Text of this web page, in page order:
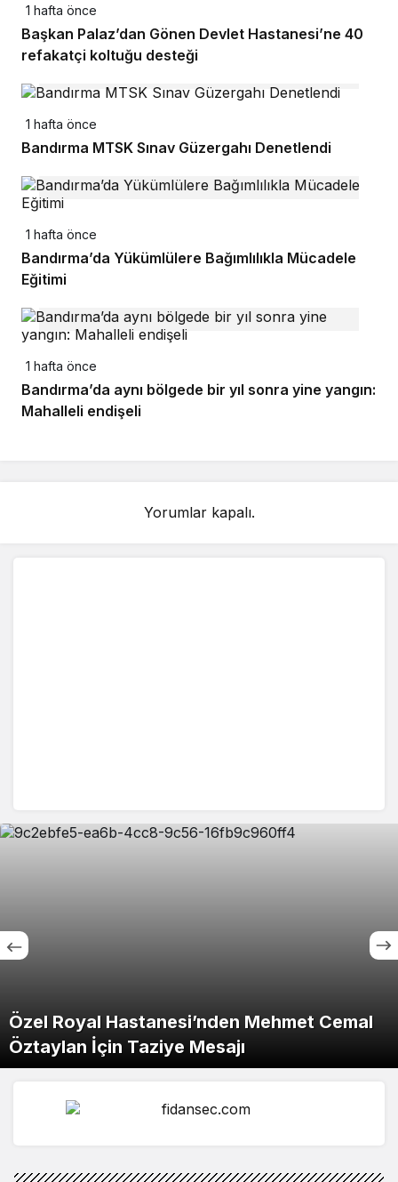
1 hafta önce
Başkan Palaz’dan Gönen Devlet Hastanesi’ne 40
refakatçi koltuğu desteği
1 hafta önce
Bandırma MTSK Sınav Güzergahı Denetlendi
1 hafta önce
Bandırma’da Yükümlülere Bağımlılıkla Mücadele
Eğitimi
1 hafta önce
Bandırma’da aynı bölgede bir yıl sonra yine yangın:
Mahalleli endişeli
Yorumlar kapalı.
Özel Royal Hastanesi’nden Mehmet Cemal
Öztaylan İçin Taziye Mesajı